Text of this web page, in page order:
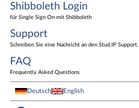
Shibboleth Login
für Single Sign On mit Shibboleth
Support
Schreiben Sie eine Nachricht an den Stud.IP Support.
FAQ
Frequently Asked Questions
Deutsch English